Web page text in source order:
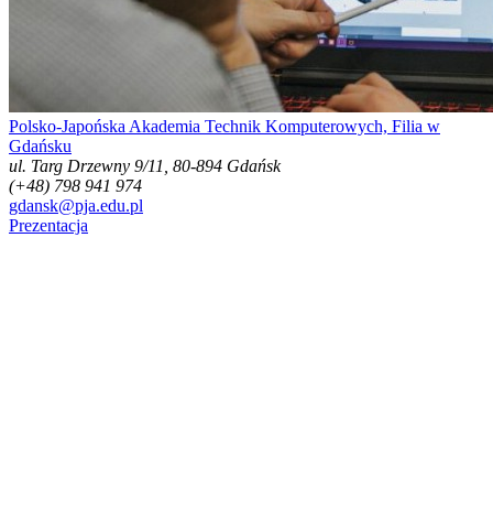
Polsko-Japońska Akademia Technik Komputerowych, Filia w
Gdańsku
ul. Targ Drzewny 9/11, 80-894 Gdańsk
(+48) 798 941 974
gdansk@pja.edu.pl
Prezentacja